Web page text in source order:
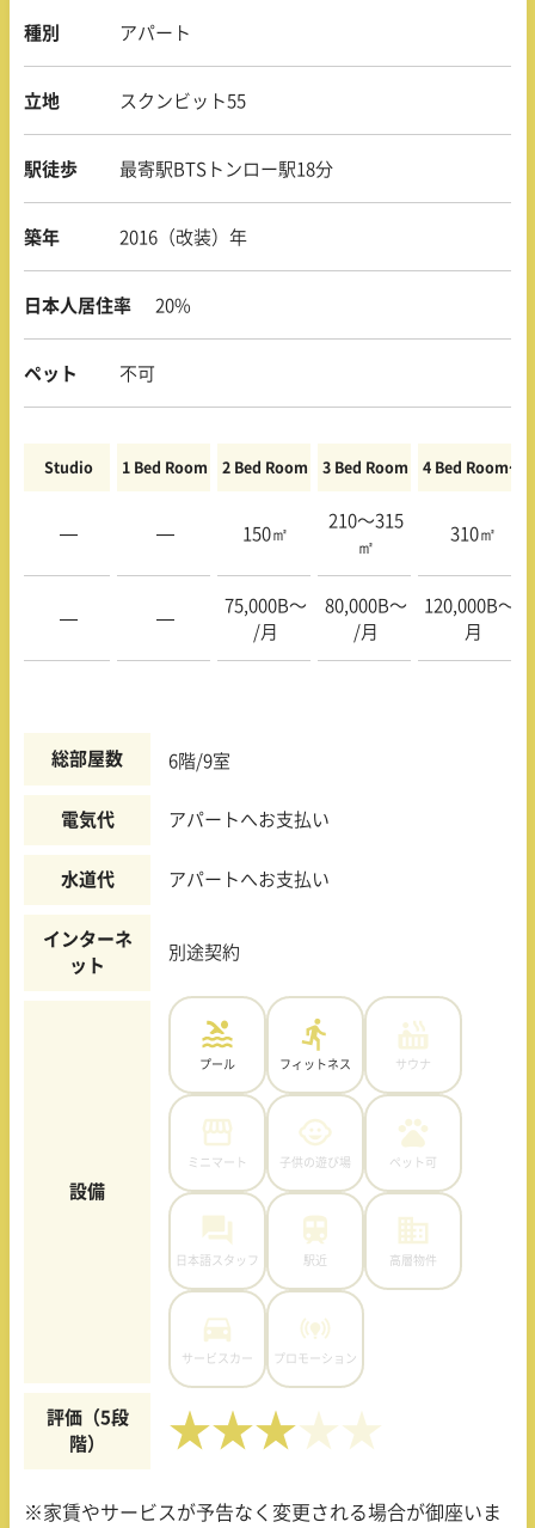
種別 アパート
立地 スクンビット55
駅徒歩 最寄駅BTSトンロー駅18分
築年 2016（改装）年
日本人居住率 20%
ペット 不可
Studio 1 Bed Room 2 Bed Room 3 Bed Room 4 Bed Room〜
— — 150㎡
210〜315
㎡
310㎡
— —
75,000B〜
/月
80,000B〜
/月
120,000B〜/
月
総部屋数 6階/9室
電気代 アパートへお支払い
水道代 アパートへお支払い
インターネ
ット
別途契約
設備
プール フィットネス サウナ
ミニマート 子供の遊び場 ペット可
日本語スタッフ 駅近 高層物件
サービスカー プロモーション
評価（5段
階）
★★★
※家賃やサービスが予告なく変更される場合が御座いま